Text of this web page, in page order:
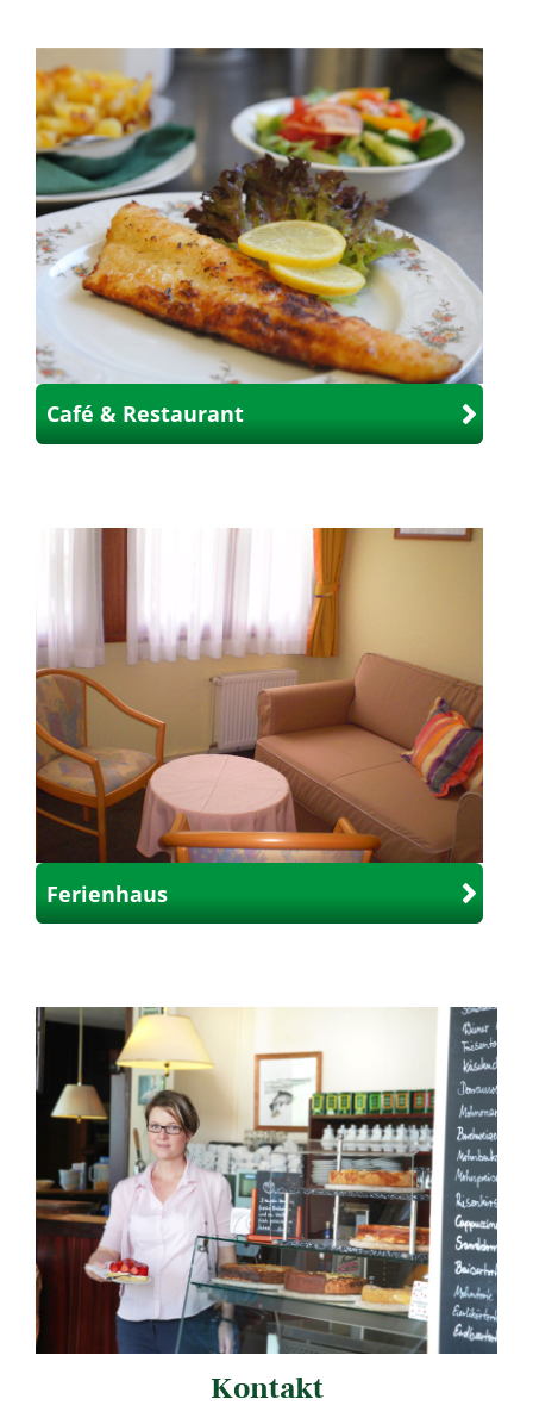
Café & Restaurant
Ferienhaus
Kontakt